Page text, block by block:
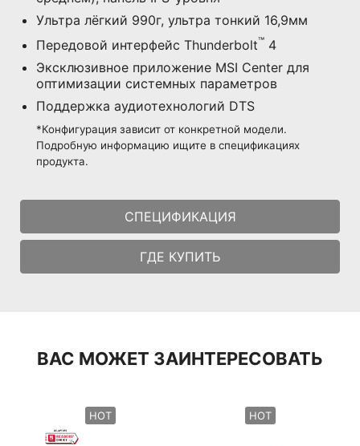
Ультра лёгкий 990г, ультра тонкий 16,9мм
Передовой интерфейс Thunderbolt™ 4
Эксклюзивное приложение MSI Center для
оптимизации системных параметров
Поддержка аудиотехнологий DTS
*Конфигурация зависит от конкретной модели.
Подробную информацию ищите в спецификациях
продукта.
СПЕЦИФИКАЦИЯ
ГДЕ КУПИТЬ
ВАС МОЖЕТ ЗАИНТЕРЕСОВАТЬ
HOT HOT